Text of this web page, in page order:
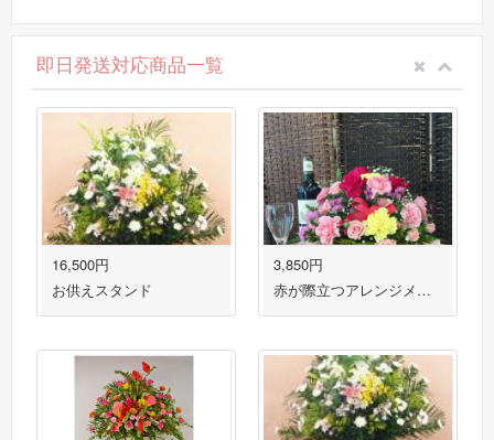
即日発送対応商品一覧
16,500円
お供えスタンド
3,850円
赤が際立つアレンジメント